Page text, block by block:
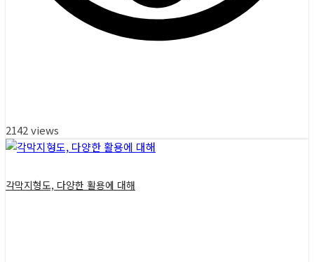
2142 views
각막지형도, 다양한 활용에 대해